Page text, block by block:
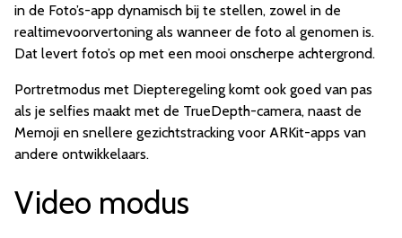
in de Foto’s-app dynamisch bij te stellen, zowel in de
realtimevoorvertoning als wanneer de foto al genomen is.
Dat levert foto’s op met een mooi onscherpe achtergrond.
Portretmodus met Diepteregeling komt ook goed van pas
als je selfies maakt met de TrueDepth-camera, naast de
Memoji en snellere gezichtstracking voor ARKit-apps van
andere ontwikkelaars.
Video modus